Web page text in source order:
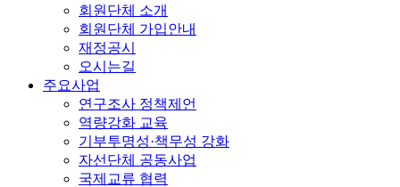
회원단체 소개
회원단체 가입안내
재정공시
오시는길
주요사업
연구조사 정책제언
역량강화 교육
기부투명성·책무성 강화
자선단체 공동사업
국제교류 협력